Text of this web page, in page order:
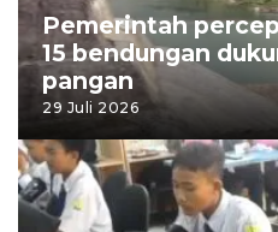
Pemerintah
15 bendungan
pangan
29 Juli 2026